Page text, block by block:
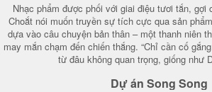
Nhạc phẩm được phối với giai điệu tươi tắn, gợi
Choắt nói muốn truyền sự tích cực qua sản
dựa vào câu chuyện bản thân – một thanh niên
may mắn chạm đến chiến thắng. “Chỉ cần cố
từ đâu không quan trọng, giống như
Dự án Song Song